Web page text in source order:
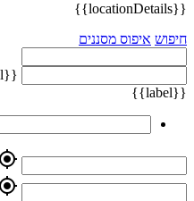
{{locationDetails}}
חיפוש איפוס מסננים
{{label}}
{{label}}